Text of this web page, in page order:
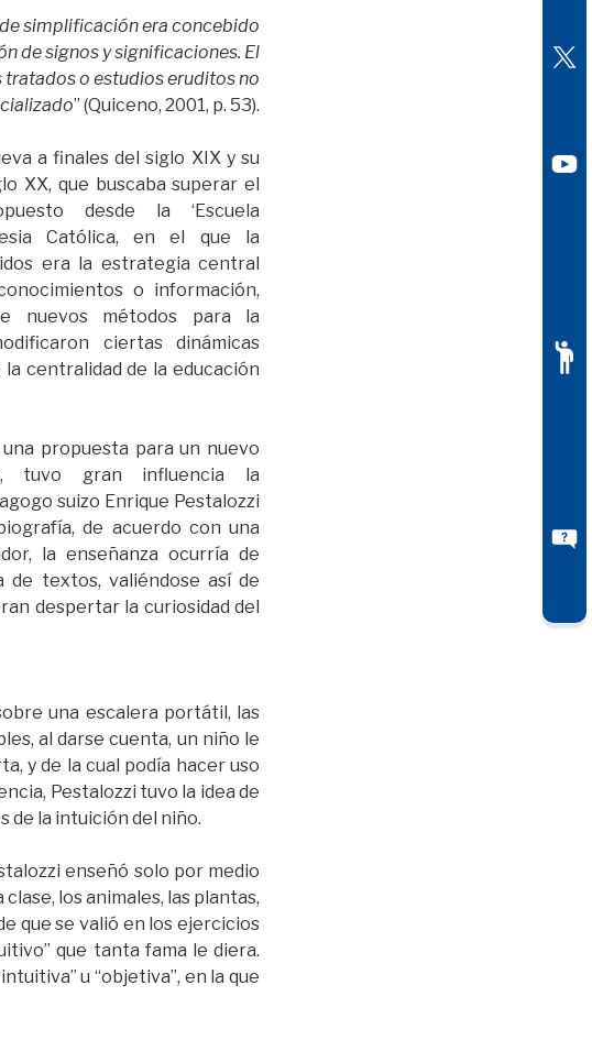
simplificación era concebido
de signos y significaciones. El
tratados o estudios eruditos no
” (Quiceno, 2001, p. 53).
a finales del siglo XIX y su
XX, que buscaba superar el
desde la ‘Escuela
Católica, en el que la
era la estrategia central
o información,
nuevos métodos para la
ciertas dinámicas
centralidad de la educación
propuesta para un nuevo
tuvo gran influencia la
suizo Enrique Pestalozzi
de acuerdo con una
la enseñanza ocurría de
de textos, valiéndose así de
despertar la curiosidad del
una escalera portátil, las
al darse cuenta, un niño le
y de la cual podía hacer uso
Pestalozzi tuvo la idea de
de la intuición del niño.
enseñó solo por medio
los animales, las plantas,
que se valió en los ejercicios
que tanta fama le diera.
u “objetiva”, en la que